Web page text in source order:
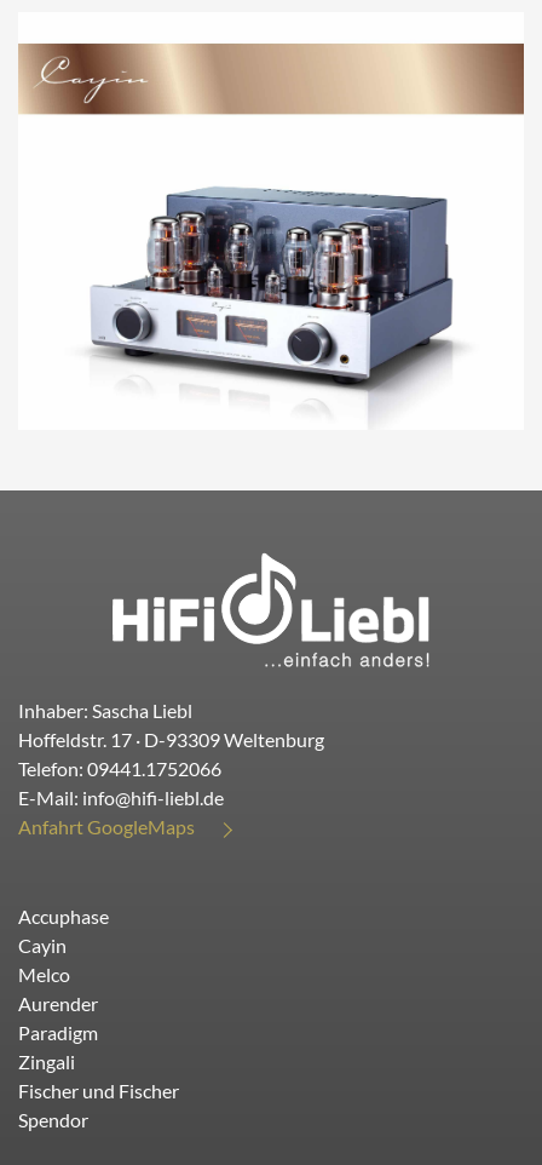
Inhaber: Sascha Liebl
Hoffeldstr. 17 · D-93309Weltenburg
Telefon: 09441.1752066
E-Mail: info@hifi-liebl.de
Anfahrt GoogleMaps
Accuphase
Cayin
Melco
Aurender
Paradigm
Zingali
Fischer und Fischer
Spendor